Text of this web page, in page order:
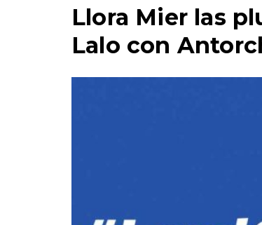
Llora Mier las
Lalo con